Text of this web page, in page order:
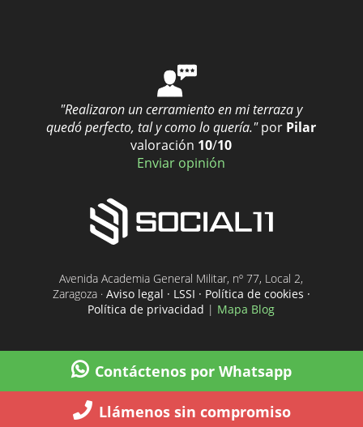
"Realizaron un cerramiento en mi terraza y
quedó perfecto, tal y como lo quería." por Pilar
valoración 10/10
Enviar opinión
Avenida Academia General Militar, nº 77, Local 2,
Zaragoza · Aviso legal · LSSI · Política de cookies ·
Política de privacidad | Mapa Blog
Contáctenos por Whatsapp
Llámenos sin compromiso